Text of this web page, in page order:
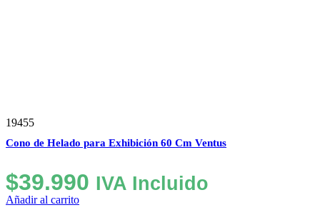
19455
Cono de Helado para Exhibición 60 Cm Ventus
$39.990 IVA Incluido
Añadir al carrito